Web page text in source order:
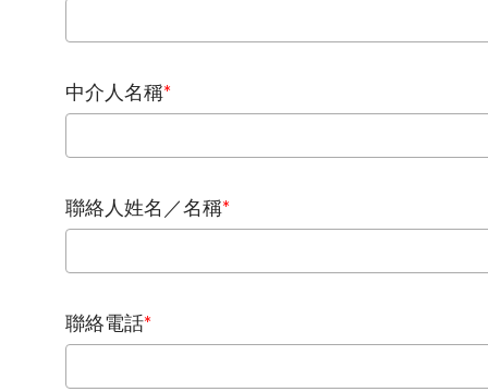
中介人名稱*
聯絡人姓名／名稱*
聯絡電話*